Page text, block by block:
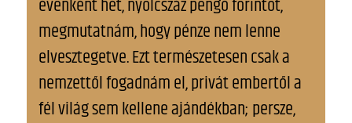
évenként hét, nyolcszáz pengő forintot,
megmutatnám, hogy pénze nem lenne
elvesztegetve. Ezt természetesen csak a
nemzettől fogadnám el, privát embertől a
fél világ sem kellene ajándékban; persze,